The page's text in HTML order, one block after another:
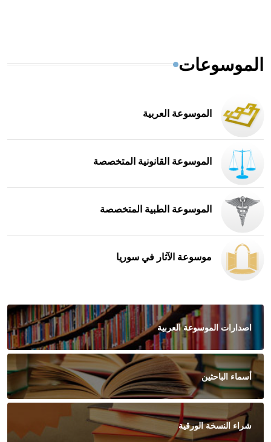
الموسوعات
الموسوعة العربية
الموسوعة القانونية المتخصصة
الموسوعة الطبية المتخصصة
موسوعة الآثار في سوريا
اصدارات الموسوعة العربية
أسماء الباحثين
شراء النسخة الورقية